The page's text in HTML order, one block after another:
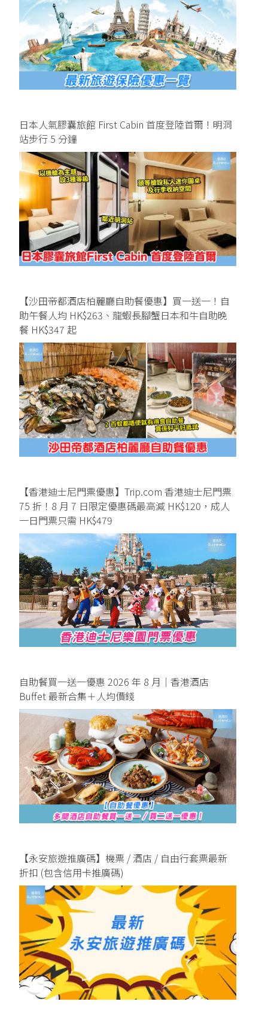
日本人氣膠囊旅館 First Cabin 首度登陸首爾！明洞
站步行 5 分鐘
【沙田帝都酒店柏麗廳自助餐優惠】買一送一！自
助午餐人均 HK$263、龍蝦長腳蟹日本和牛自助晚
餐 HK$347 起
【香港迪士尼門票優惠】Trip.com 香港迪士尼門票
75 折！8 月 7 日限定優惠碼最高減 HK$120，成人
一日門票只需 HK$479
自助餐買一送一優惠 2026 年 8 月｜香港酒店
Buffet 最新合集＋人均價錢
【永安旅遊推廣碼】機票 / 酒店 / 自由行套票最新
折扣 (包含信用卡推廣碼)